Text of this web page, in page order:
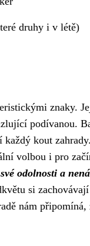
druhy i v létě)
znaky.
podívanou.
každý kout zahrady.
volbou i pro
odolnosti a
si
nám